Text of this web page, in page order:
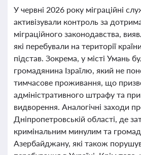
У червні 2026 року міграційні
активізували контроль за
міграційного законодавства,
які перебували на території
підстав. Зокрема, у місті Умань
громадянина Ізраїлю, який не
тимчасове проживання, що
адміністративного штрафу та
видворення. Аналогічні заходи
Дніпропетровській області, де
кримінальним минулим та
Азербайджану, які також